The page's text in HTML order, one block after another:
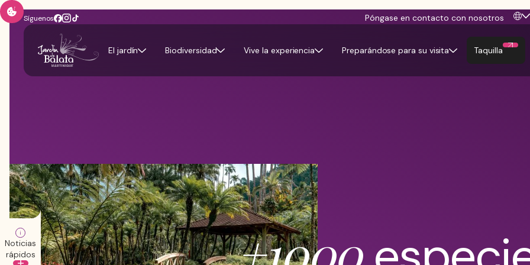
Síguenos Póngase en contacto con nosotros
El jardín Biodiversidad Vive la experiencia Preparándose para su visita Taquilla
Noticias
rápidos
+1000